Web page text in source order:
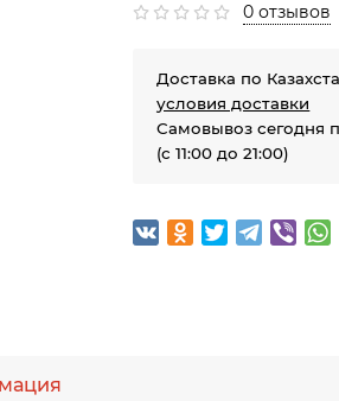
0 отзывов
Доставка по
условия доставки
Самовывоз сегодня
(с 11:00 до 21:00)